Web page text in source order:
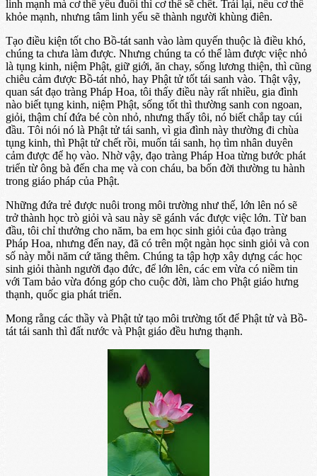
linh mạnh mà cơ thể yếu đuối thì cơ thể sẽ chết. Trái lại, nếu cơ thể
khỏe mạnh, nhưng tâm linh yếu sẽ thành người khùng điên.
Tạo điều kiện tốt cho Bồ-tát sanh vào làm quyến thuộc là điều khó,
chúng ta chưa làm được. Nhưng chúng ta có thể làm được việc nhỏ
là tụng kinh, niệm Phật, giữ giới, ăn chay, sống lương thiện, thì cũng
chiêu cảm được Bồ-tát nhỏ, hay Phật tử tốt tái sanh vào. Thật vậy,
quan sát đạo tràng Pháp Hoa, tôi thấy điều này rất nhiều, gia đình
nào biết tụng kinh, niệm Phật, sống tốt thì thường sanh con ngoan,
giỏi, thậm chí đứa bé còn nhỏ, nhưng thấy tôi, nó biết chắp tay cúi
đầu. Tôi nói nó là Phật tử tái sanh, vì gia đình này thường đi chùa
tụng kinh, thì Phật tử chết rồi, muốn tái sanh, họ tìm nhân duyên
cảm được để họ vào. Nhờ vậy, đạo tràng Pháp Hoa từng bước phát
triển từ ông bà đến cha mẹ và con cháu, ba bốn đời thường tu hành
trong giáo pháp của Phật.
Những đứa trẻ được nuôi trong môi trường như thế, lớn lên nó sẽ
trở thành học trò giỏi và sau này sẽ gánh vác được việc lớn. Từ ban
đầu, tôi chỉ thưởng cho năm, ba em học sinh giỏi của đạo tràng
Pháp Hoa, nhưng đến nay, đã có trên một ngàn học sinh giỏi và con
số này mỗi năm cứ tăng thêm. Chúng ta tập hợp xây dựng các học
sinh giỏi thành người đạo đức, để lớn lên, các em vừa có niềm tin
với Tam bảo vừa đóng góp cho cuộc đời, làm cho Phật giáo hưng
thạnh, quốc gia phát triển.
Mong rằng các thầy và Phật tử tạo môi trường tốt để Phật tử và Bồ-
tát tái sanh thì đất nước và Phật giáo đều hưng thạnh.